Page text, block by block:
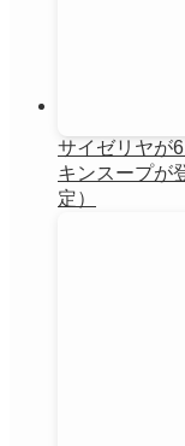
サイゼリヤが
キンスープが
定）